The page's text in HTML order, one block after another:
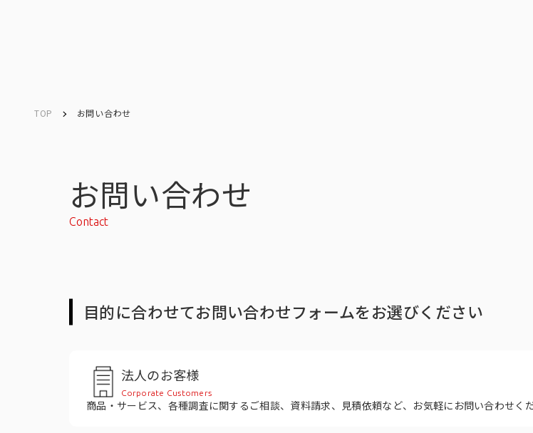
会社概要・所在地 ビジョン
役員紹介
TOP お問い合わせ
お問い合わせ
Contact
目的に合わせてお問い合わせフォームをお選びください
法人のお客様
Corporate Customers
商品・サービス、各種調査に関するご相談、資料請求、見積依頼など、お気軽にお問い合わせくだ